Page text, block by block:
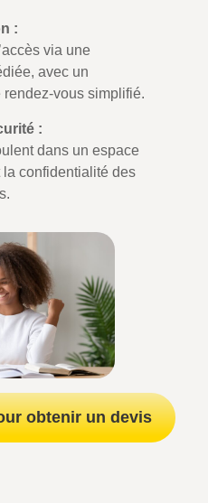
:
via une
avec un
vous simplifié.
:
dans un espace
confidentialité des
obtenir un devis